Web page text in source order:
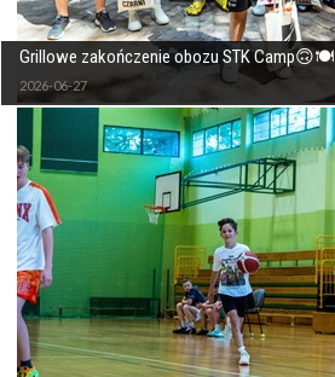
Grillowe zakończenie obozu STK Camp🙃🍽
2026-06-27